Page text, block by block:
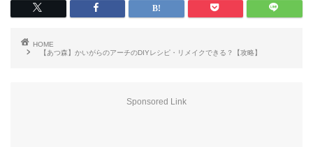
HOME
【あつ森】かいがらのアーチのDIYレシピ・リメイクできる？【攻略】
Sponsored Link